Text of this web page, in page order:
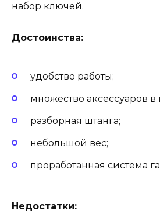
набор ключей.
Достоинства:
удобство работы;
множество аксессуаров в
разборная штанга;
небольшой вес;
проработанная система
Недостатки: